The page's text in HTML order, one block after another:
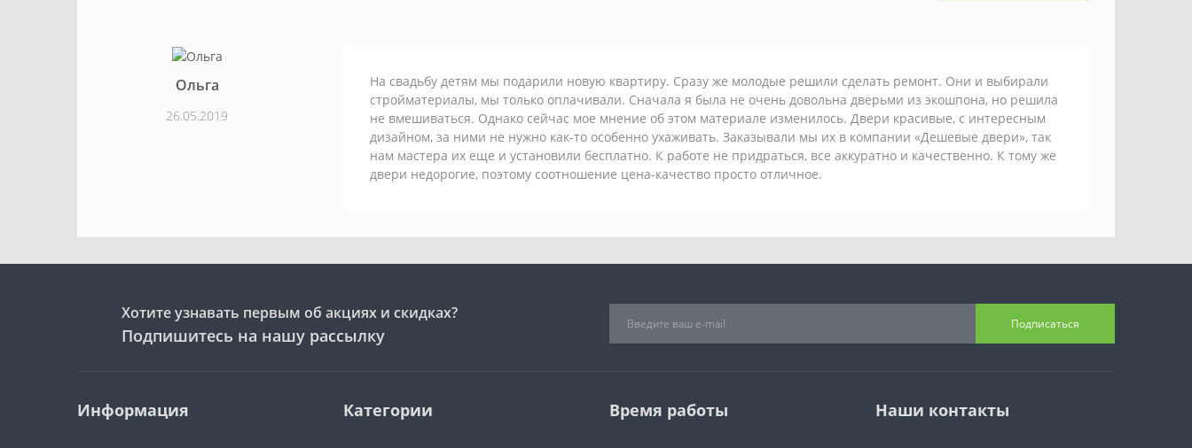
Ольга
26.05.2019
На свадьбу детям мы подарили новую квартиру. Сразу же молодые решили сделать ремонт. Они и выбирали
стройматериалы, мы только оплачивали. Сначала я была не очень довольна дверьми из экошпона, но решила
не вмешиваться. Однако сейчас мое мнение об этом материале изменилось. Двери красивые, с интересным
дизайном, за ними не нужно как-то особенно ухаживать. Заказывали мы их в компании «Дешевые двери», так
нам мастера их еще и установили бесплатно. К работе не придраться, все аккуратно и качественно. К тому же
двери недорогие, поэтому соотношение цена-качество просто отличное.
Хотите узнавать первым об акциях и скидках?
Подпишитесь на нашу рассылку
Подписаться
Информация Категории Время работы Наши контакты